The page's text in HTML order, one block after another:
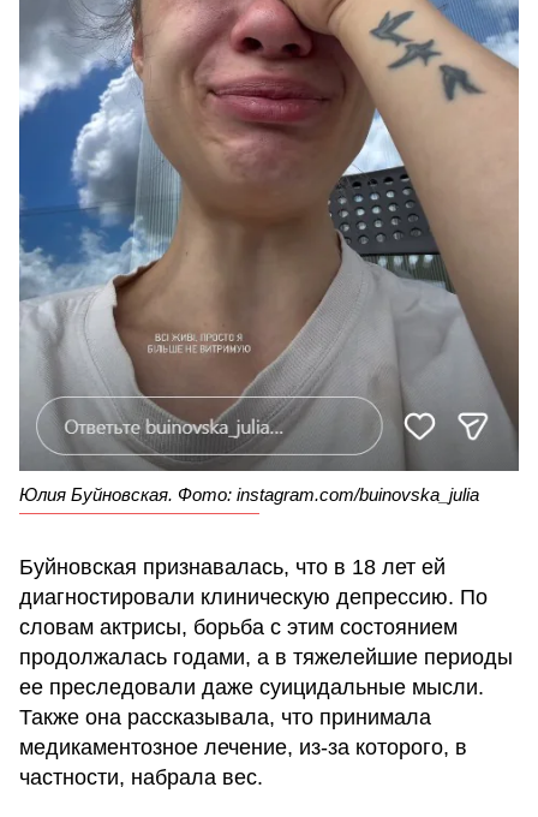
Юлия Буйновская. Фото: instagram.com/buinovska_julia
Буйновская признавалась, что в 18 лет ей
диагностировали клиническую депрессию. По
словам актрисы, борьба с этим состоянием
продолжалась годами, а в тяжелейшие периоды
ее преследовали даже суицидальные мысли.
Также она рассказывала, что принимала
медикаментозное лечение, из-за которого, в
частности, набрала вес.